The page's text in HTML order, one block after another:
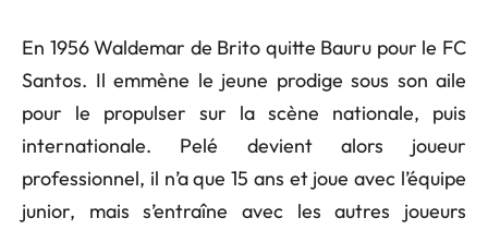
En 1956 Waldemar de Brito quitte Bauru pour le FC
Santos. Il emmène le jeune prodige sous son aile
pour le propulser sur la scène nationale, puis
internationale. Pelé devient alors joueur
professionnel, il n’a que 15 ans et joue avec l’équipe
junior, mais s’entraîne avec les autres joueurs